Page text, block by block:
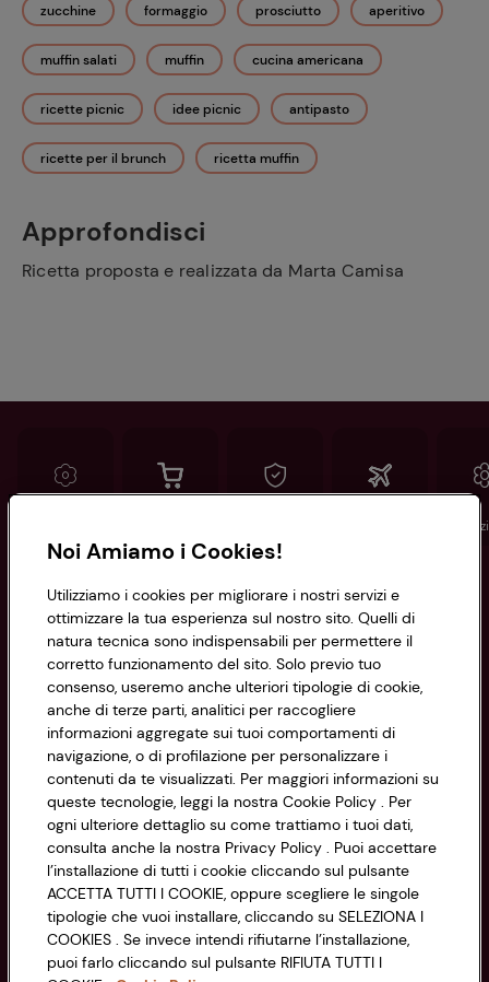
zucchine formaggio prosciutto aperitivo
muffin salati muffin cucina americana
ricette picnic idee picnic antipasto
ricette per il brunch ricetta muffin
Approfondisci
Ricetta proposta e realizzata da Marta Camisa
Informazioni
Privacy Policy
Cookie Policy
Impostazioni Cookie
Accessibilità
CONAD SOCIETÀ COOPERATIVA
Via Michelino, 59 | 40127 BOLOGNA
Codice Fiscale e Registro Imprese
di Bologna 00865960157
PARTITA IVA 03320960374
Servizio clienti
Noi Amiamo i Cookies!
Utilizziamo i cookies per migliorare i nostri servizi e
ottimizzare la tua esperienza sul nostro sito. Quelli di
natura tecnica sono indispensabili per permettere il
corretto funzionamento del sito. Solo previo tuo
consenso, useremo anche ulteriori tipologie di cookie,
anche di terze parti, analitici per raccogliere
informazioni aggregate sui tuoi comportamenti di
navigazione, o di profilazione per personalizzare i
contenuti da te visualizzati. Per maggiori informazioni su
queste tecnologie, leggi la nostra Cookie Policy . Per
ogni ulteriore dettaglio su come trattiamo i tuoi dati,
consulta anche la nostra Privacy Policy . Puoi accettare
l’installazione di tutti i cookie cliccando sul pulsante
ACCETTA TUTTI I COOKIE, oppure scegliere le singole
tipologie che vuoi installare, cliccando su SELEZIONA I
COOKIES . Se invece intendi rifiutarne l’installazione,
puoi farlo cliccando sul pulsante RIFIUTA TUTTI I